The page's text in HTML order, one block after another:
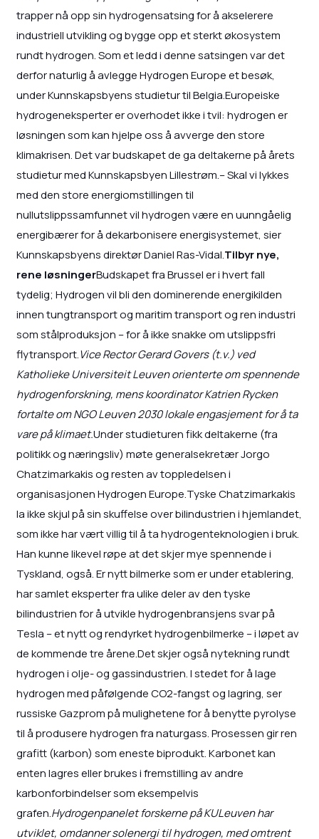
trapper nå opp sin hydrogensatsing for å akselerere
industriell utvikling og bygge opp et sterkt økosystem
rundt hydrogen. Som et ledd i denne satsingen var det
derfor naturlig å avlegge Hydrogen Europe et besøk,
under Kunnskapsbyens studietur til Belgia.Europeiske
hydrogeneksperter er overhodet ikke i tvil: hydrogen er
løsningen som kan hjelpe oss å avverge den store
klimakrisen. Det var budskapet de ga deltakerne på årets
studietur med Kunnskapsbyen Lillestrøm.– Skal vi lykkes
med den store energiomstillingen til
nullutslippssamfunnet vil hydrogen være en uunngåelig
energibærer for å dekarbonisere energisystemet, sier
Kunnskapsbyens direktør Daniel Ras-Vidal.Tilbyr nye,
rene løsningerBudskapet fra Brussel er i hvert fall
tydelig; Hydrogen vil bli den dominerende energikilden
innen tungtransport og maritim transport og ren industri
som stålproduksjon – for å ikke snakke om utslippsfri
flytransport.Vice Rector Gerard Govers (t.v.) ved
Katholieke Universiteit Leuven orienterte om spennende
hydrogenforskning, mens koordinator Katrien Rycken
fortalte om NGO Leuven 2030 lokale engasjement for å ta
vare på klimaet.Under studieturen fikk deltakerne (fra
politikk og næringsliv) møte generalsekretær Jorgo
Chatzimarkakis og resten av toppledelsen i
organisasjonen Hydrogen Europe.Tyske Chatzimarkakis
la ikke skjul på sin skuffelse over bilindustrien i hjemlandet,
som ikke har vært villig til å ta hydrogenteknologien i bruk.
Han kunne likevel røpe at det skjer mye spennende i
Tyskland, også. Er nytt bilmerke som er under etablering,
har samlet eksperter fra ulike deler av den tyske
bilindustrien for å utvikle hydrogenbransjens svar på
Tesla – et nytt og rendyrket hydrogenbilmerke – i løpet av
de kommende tre årene.Det skjer også nytekning rundt
hydrogen i olje- og gassindustrien. I stedet for å lage
hydrogen med påfølgende CO2-fangst og lagring, ser
russiske Gazprom på mulighetene for å benytte pyrolyse
til å produsere hydrogen fra naturgass. Prosessen gir ren
grafitt (karbon) som eneste biprodukt. Karbonet kan
enten lagres eller brukes i fremstilling av andre
karbonforbindelser som eksempelvis
grafen.Hydrogenpanelet forskerne på KULeuven har
utviklet, omdanner solenergi til hydrogen, med omtrent